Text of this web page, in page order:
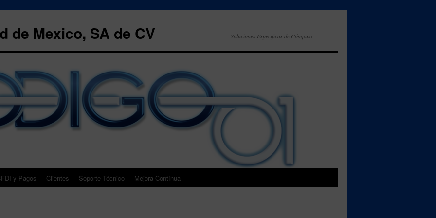
de Mexico, SA de CV Soluciones Especificas de Cómputo
y Pagos Clientes Soporte Técnico Mejora Contínua